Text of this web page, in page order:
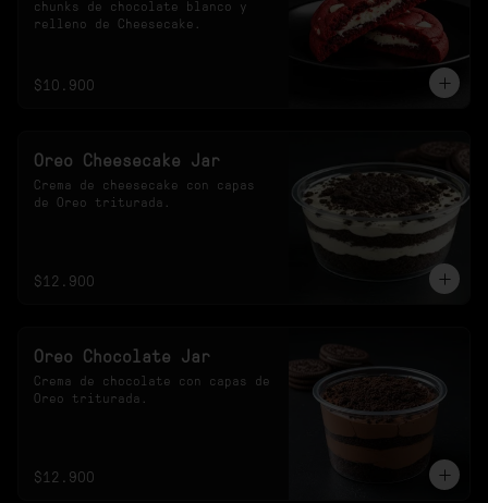
chunks de chocolate blanco y
relleno de Cheesecake.
$10.900
Oreo Cheesecake Jar
Crema de cheesecake con capas
de Oreo triturada.
$12.900
Oreo Chocolate Jar
Crema de chocolate con capas de
Oreo triturada.
$12.900